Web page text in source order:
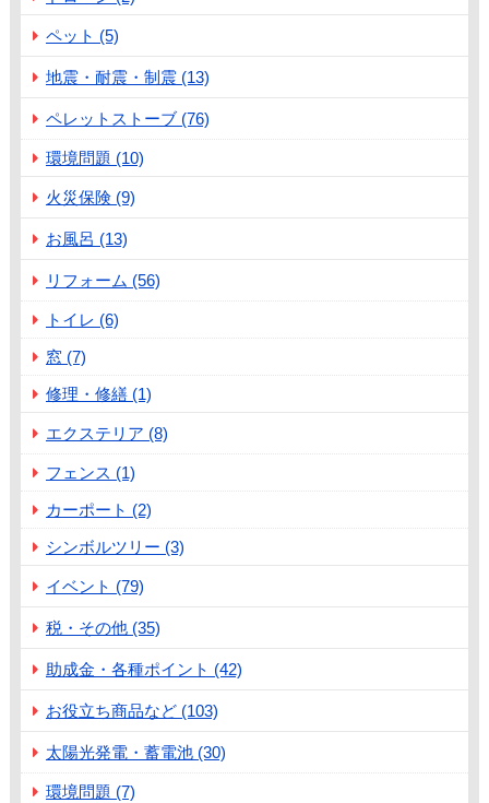
ペット (5)
地震・耐震・制震 (13)
ペレットストーブ (76)
環境問題 (10)
火災保険 (9)
お風呂 (13)
リフォーム (56)
トイレ (6)
窓 (7)
修理・修繕 (1)
エクステリア (8)
フェンス (1)
カーポート (2)
シンボルツリー (3)
イベント (79)
税・その他 (35)
助成金・各種ポイント (42)
お役立ち商品など (103)
太陽光発電・蓄電池 (30)
環境問題 (7)